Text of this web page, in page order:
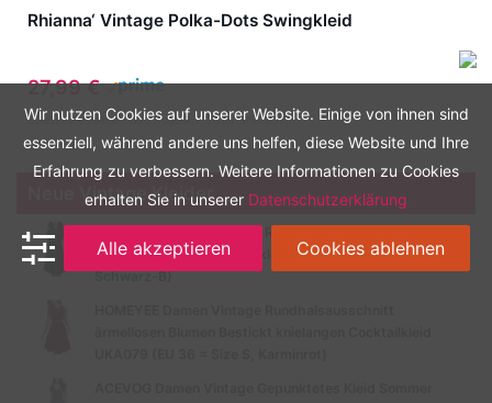
Rhianna‘ Vintage Polka-Dots Swingkleid
27,99 €
Zuletzt aktualisiert am: August 7, 2026 3:57 a.m.
Neue Vintage Kleider
Retro Knielanges Cocktailkleid A135 (EU 40 = Size L,
Schwarz-B)
Wir nutzen Cookies auf unserer Website. Einige von ihnen sind
essenziell, während andere uns helfen, diese Website und Ihre
Erfahrung zu verbessern. Weitere Informationen zu Cookies
erhalten Sie in unserer Datenschutzerklärung
Alle akzeptieren Cookies ablehnen